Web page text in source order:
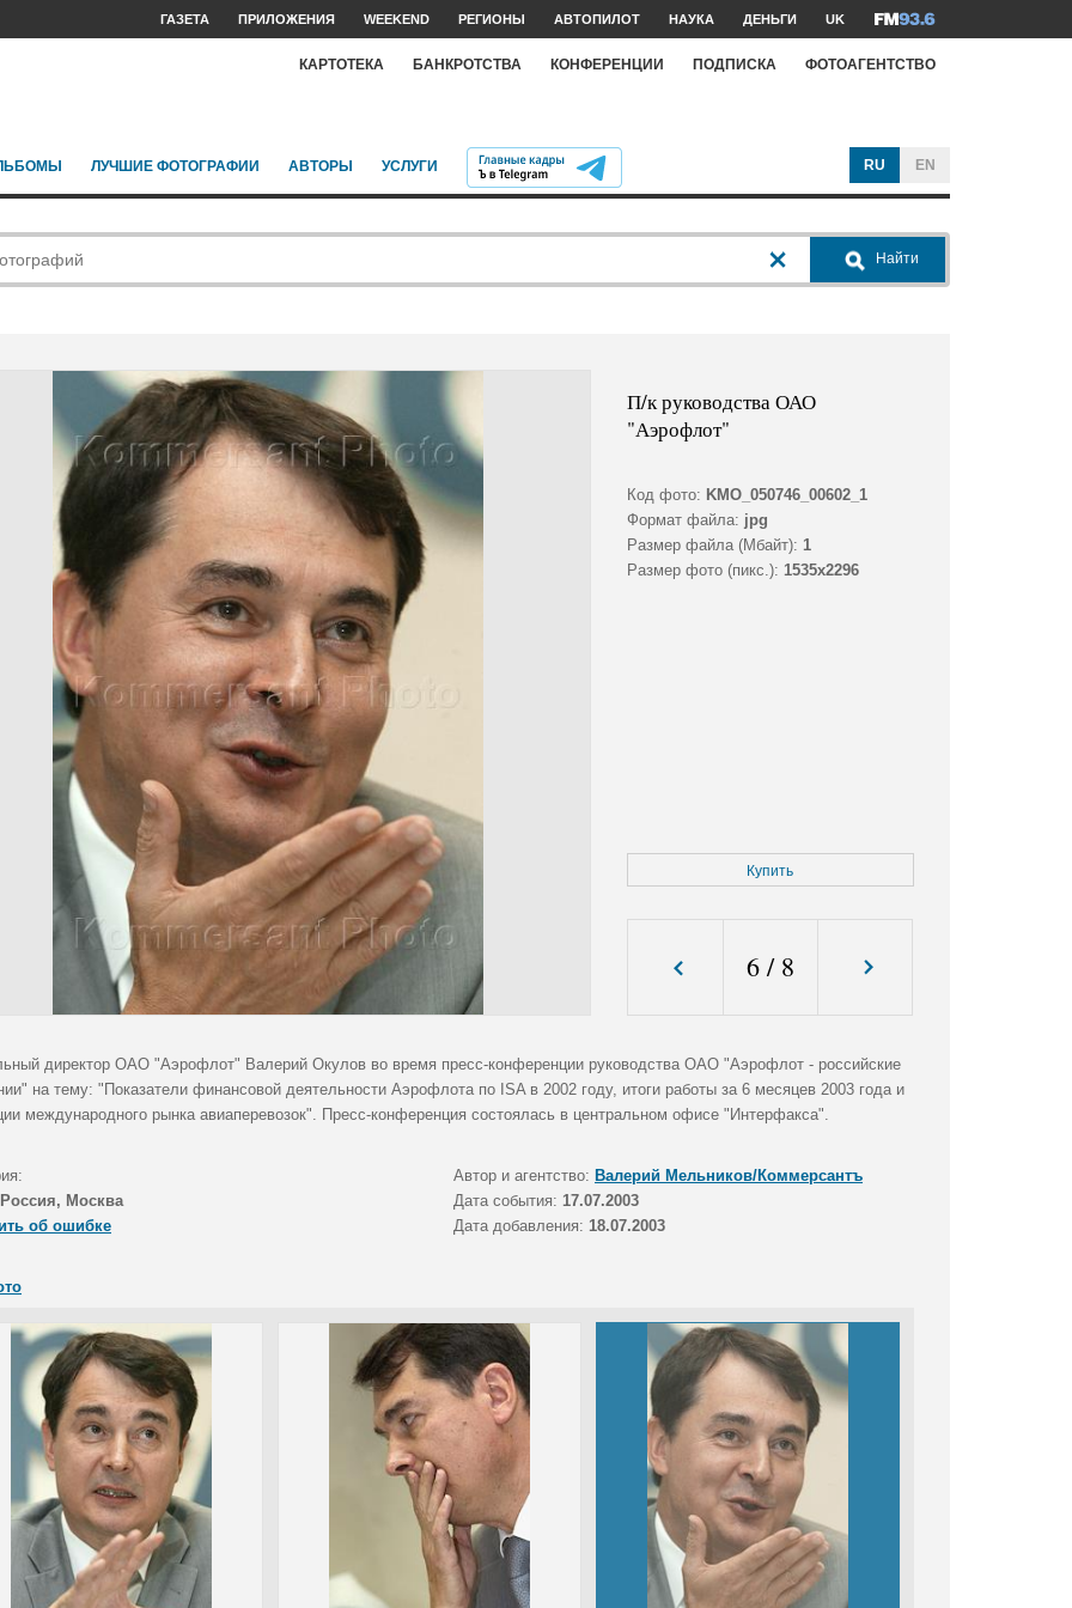
ГАЗЕТА ПРИЛОЖЕНИЯ WEEKEND РЕГИОНЫ АВТОПИЛОТ НАУКА ДЕНЬГИ UK
КАРТОТЕКА БАНКРОТСТВА КОНФЕРЕНЦИИ ПОДПИСКА ФОТОАГЕНТСТВО
ЛУЧШИЕ ФОТОГРАФИИ АВТОРЫ УСЛУГИ RU EN
Найти
П/к руководства ОАО
"Аэрофлот"
Код фото: KMO_050746_00602_1
Формат файла: jpg
Размер файла (Мбайт): 1
Размер фото (пикс.): 1535x2296
Купить
6/ 8
директор ОАО "Аэрофлот" Валерий Окулов во время пресс-конференции руководства ОАО "Аэрофлот - российские
на тему: "Показатели финансовой деятельности Аэрофлота по ISA в 2002 году, итоги работы за 6 месяцев 2003 года и
международного рынка авиаперевозок". Пресс-конференция состоялась в центральном офисе "Интерфакса".
Автор и агентство: Валерий Мельников/Коммерсантъ
Россия, Москва Дата события: 17.07.2003
об ошибке
Дата добавления: 18.07.2003